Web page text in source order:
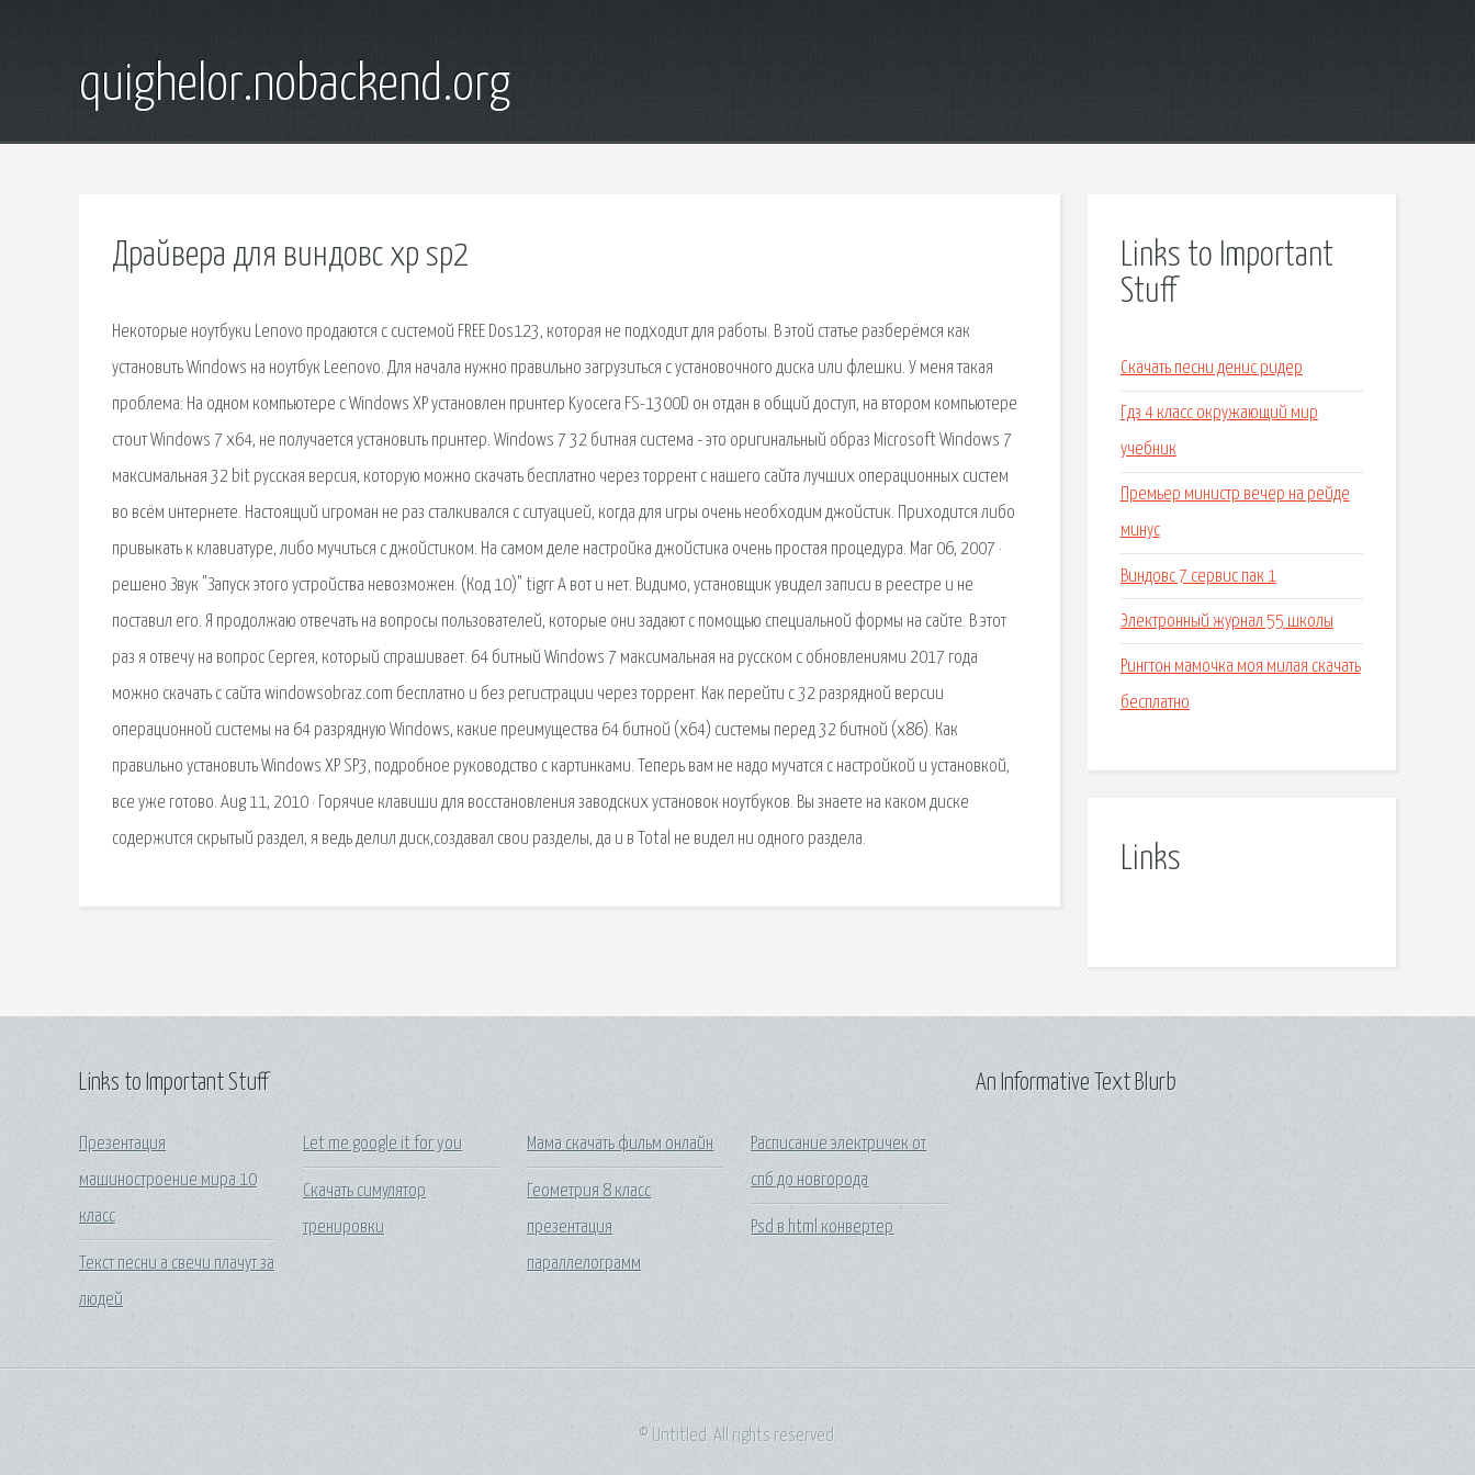
quighelor.nobackend.org
Драйвера для виндовс хр sp2
Некоторые ноутбуки Lenovo продаются с системой FREE Dos123, которая не подходит для работы. В этой статье разберёмся как
установить Windows на ноутбук Leenovo. Для начала нужно правильно загрузиться с установочного диска или флешки. У меня такая
проблема: На одном компьютере с Windows XP установлен принтер Kyocera FS-1300D он отдан в общий доступ, на втором компьютере
стоит Windows 7 x64, не получается установить принтер. Windows 7 32 битная система - это оригинальный образ Microsoft Windows 7
максимальная 32 bit русская версия, которую можно скачать бесплатно через торрент с нашего сайта лучших операционных систем
во всём интернете. Настоящий игроман не раз сталкивался с ситуацией, когда для игры очень необходим джойстик. Приходится либо
привыкать к клавиатуре, либо мучиться с джойстиком. На самом деле настройка джойстика очень простая процедура. Mar 06, 2007 ·
решено Звук "Запуск этого устройства невозможен. (Код 10)" tigrr А вот и нет. Видимо, установщик увидел записи в реестре и не
поставил его. Я продолжаю отвечать на вопросы пользователей, которые они задают с помощью специальной формы на сайте. В этот
раз я отвечу на вопрос Сергея, который спрашивает. 64 битный Windows 7 максимальная на русском с обновлениями 2017 года
можно скачать с сайта windowsobraz.com бесплатно и без регистрации через торрент. Как перейти с 32 разрядной версии
операционной системы на 64 разрядную Windows, какие преимущества 64 битной (х64) системы перед 32 битной (х86). Как
правильно установить Windows XP SP3, подробное руководство с картинками. Теперь вам не надо мучатся с настройкой и установкой,
все уже готово. Aug 11, 2010 · Горячие клавиши для восстановления заводских установок ноутбуков. Вы знаете на каком диске
содержится скрытый раздел, я ведь делил диск,создавал свои разделы, да и в Total не видел ни одного раздела.
Links to Important
Stuff
Скачать песни денис ридер
Гдз 4 класс окружающий мир
учебник
Премьер министр вечер на рейде
минус
Виндовс 7 сервис пак 1
Электронный журнал 55 школы
Рингтон мамочка моя милая скачать
бесплатно
Links
Links to Important Stuff
Презентация
машиностроение мира 10
класс
Текст песни а свечи плачут за
людей
Let me google it for you
Скачать симулятор
тренировки
Мама скачать фильм онлайн
Геометрия 8 класс
презентация
параллелограмм
Расписание электричек от
спб до новгорода
Psd в html конвертер
An Informative Text Blurb
© Untitled. All rights reserved.